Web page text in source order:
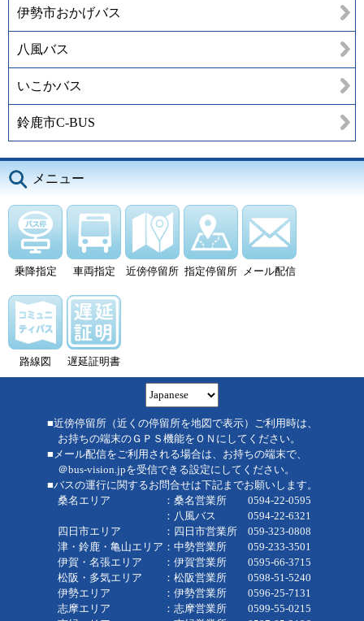
伊勢市おかげバス
八風バス
いこかバス
鈴鹿市C-BUS
メニュー
乗降指定 車両指定 近傍停留所 指定停留所 メール配信
路線図 遅延証明書
■近傍停留所（近くの停留所を地図で表示）ご利用時は、
お持ちの端末のＧＰＳ機能をＯＮにしてください。
■メール配信をご利用される場合は、お持ちの端末で、
＠bus-vision.jpを受信できる設定にしてください。
■バスの運行に関するお問合せは下記までお願いします。
桑名エリア ：桑名営業所 0594-22-0595
：八風バス 0594-22-6321
四日市エリア ：四日市営業所 059-323-0808
津・鈴鹿・亀山エリア：中勢営業所 059-233-3501
伊賀・名張エリア ：伊賀営業所 0595-66-3715
松阪・多気エリア ：松阪営業所 0598-51-5240
伊勢エリア ：伊勢営業所 0596-25-7131
志摩エリア ：志摩営業所 0599-55-0215